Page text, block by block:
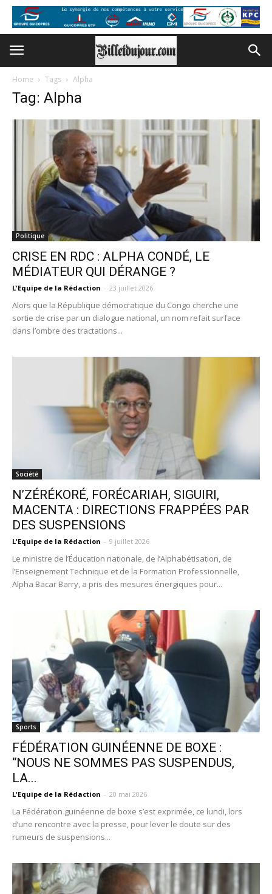
Home Tags Alpha
Tag: Alpha
Politique
CRISE EN RDC : ALPHA CONDÉ, LE
MÉDIATEUR QUI DÉRANGE ?
L'Equipe de la Rédaction - 23 juillet 2026
Alors que la République démocratique du Congo cherche une
sortie de crise par un dialogue national, un nom refait surface
dans l’ombre des tractations...
Société
N’ZÉRÉKORÉ, FORÉCARIAH, SIGUIRI,
MACENTA : DIRECTIONS FRAPPÉES PAR
DES SUSPENSIONS
L'Equipe de la Rédaction - 9 juillet 2026
Le ministre de l’Éducation nationale, de l’Alphabétisation, de
l’Enseignement Technique et de la Formation Professionnelle,
Alpha Bacar Barry, a pris des mesures énergiques pour...
Sports
FÉDÉRATION GUINÉENNE DE BOXE :
“NOUS NE SOMMES PAS SUSPENDUS,
LA...
L'Equipe de la Rédaction - 20 mai 2026
La Fédération guinéenne de boxe s’est exprimée, ce lundi, lors
d’une rencontre avec la presse, pour lever le doute sur des
rumeurs de suspensions...